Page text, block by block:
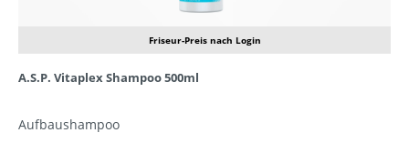
Friseur-Preis nach Login
A.S.P. Vitaplex Shampoo 500ml
Aufbaushampoo